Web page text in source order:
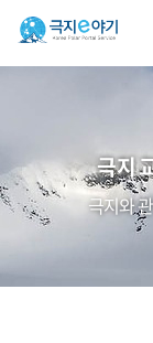
극지
극지와